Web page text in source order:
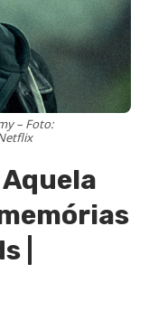
– Foto:
|